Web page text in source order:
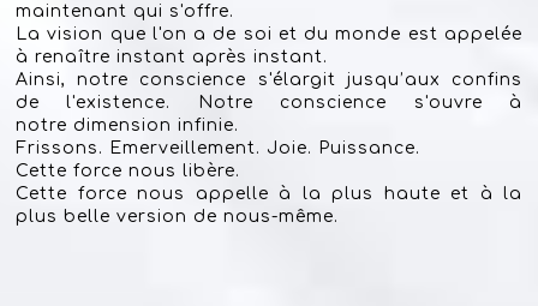
maintenant qui s'offre.
La vision que l'on a de soi et du monde est appelée
à renaître instant après instant.
Ainsi, notre conscience s'élargit jusqu’aux confins
de l'existence. Notre conscience s'ouvre à
notre dimension infinie.
Frissons. Emerveillement. Joie. Puissance.
Cette force nous libère.
Cette force nous appelle à la plus haute et à la
plus belle version de nous-même.